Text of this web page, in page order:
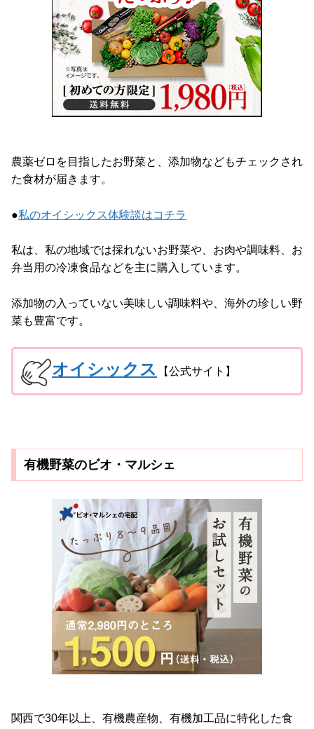
農薬ゼロを目指したお野菜と、添加物などもチェックされ
た食材が届きます。
●私のオイシックス体験談はコチラ
私は、私の地域では採れないお野菜や、お肉や調味料、お
弁当用の冷凍食品などを主に購入しています。
添加物の入っていない美味しい調味料や、海外の珍しい野
菜も豊富です。
オイシックス 【公式サイト】
有機野菜のビオ・マルシェ
関西で30年以上、有機農産物、有機加工品に特化した食